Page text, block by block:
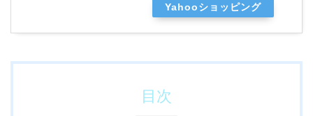
Yahooショッピング
目次